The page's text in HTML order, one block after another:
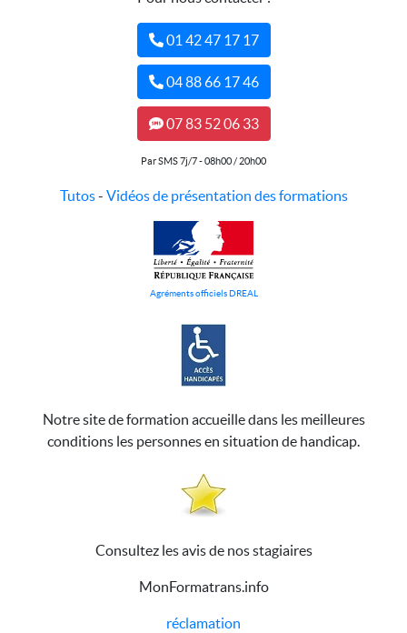
01 42 47 17 17
04 88 66 17 46
07 83 52 06 33
Par SMS 7j/7 - 08h00 / 20h00
Tutos- Vidéos de présentation des formations
Agréments officiels DREAL
Notre site de formation accueille dans les meilleures
conditions les personnes en situation de handicap.
Consultez les avis de nos stagiaires
MonFormatrans.info
réclamation